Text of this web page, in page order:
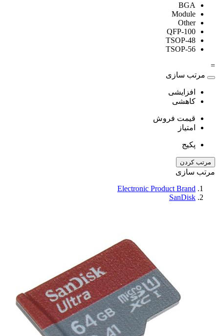
BGA
Module
Other
QFP-100
TSOP-48
TSOP-56
=
مرتب سازی
افزایشی
کاهشی
قیمت فروش
امتیاز
پکیج
مرتب کردن
مرتب سازی
Electronic Product Brand
SanDisk